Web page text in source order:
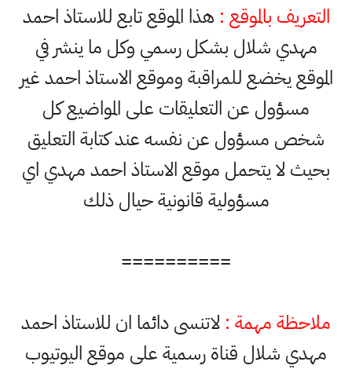
التعريف بالموقع : هذا الموقع تابع للاستاذ احمد
مهدي شلال بشكل رسمي وكل ما ينشر في
الموقع يخضع للمراقبة وموقع الاستاذ احمد غير
مسؤول عن التعليقات على المواضيع كل
شخص مسؤول عن نفسه عند كتابة التعليق
بحيث لا يتحمل موقع الاستاذ احمد مهدي اي
مسؤولية قانونية حيال ذلك
==========
ملاحظة مهمة : لاتنسى دائما ان للاستاذ احمد
مهدي شلال قناة رسمية على موقع اليوتيوب